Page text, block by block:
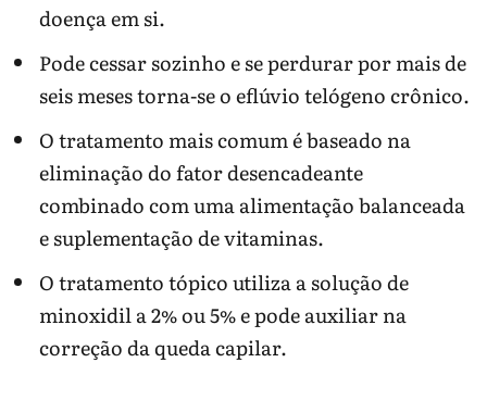
doença em si.
Pode cessar sozinho e se perdurar por mais de
seis meses torna-se o eflúvio telógeno crônico.
O tratamento mais comum é baseado na
eliminação do fator desencadeante
combinado com uma alimentação balanceada
e suplementação de vitaminas.
O tratamento tópico utiliza a solução de
minoxidil a 2% ou 5% e pode auxiliar na
correção da queda capilar.